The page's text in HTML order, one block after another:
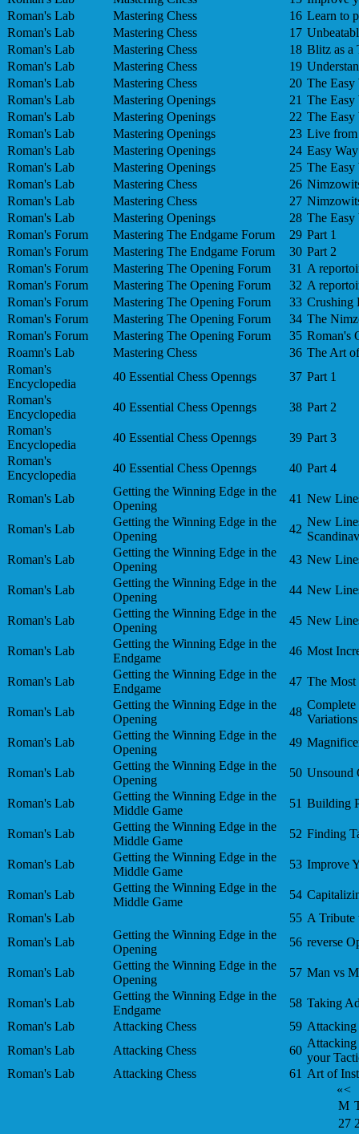
Roman's Lab
Mastering Chess 16 Learn to
Roman's Lab
Mastering Chess 17
Roman's Lab
Mastering Chess 18 Blitz as a
Roman's Lab
Mastering Chess 19
Roman's Lab
Mastering Chess 20 The Easy
Roman's Lab
Mastering Openings 21 The Easy
Roman's Lab
Mastering Openings 22 The Easy
Roman's Lab
Mastering Openings 23 Live from
Roman's Lab
Mastering Openings 24 Easy
Roman's Lab
Mastering Openings 25 The Easy
Roman's Lab
Mastering Chess 26
Roman's Lab
Mastering Chess 27
Roman's Lab
Mastering Openings 28 The
Roman's Forum
Mastering The Endgame Forum 29 Part 1
Roman's Forum
Mastering The Endgame Forum 30 Part 2
Roman's Forum
Mastering The Opening Forum 31 A
Roman's Forum
Mastering The Opening Forum 32 A
Roman's Forum
Mastering The Opening Forum 33 Crushing
Roman's Forum
Mastering The Opening Forum 34 The
Roman's Forum
Mastering The Opening Forum 35 Roman's
Roamn's Lab
Mastering Chess 36 The Art
Roman's
Encyclopedia
40 Essential Chess Openngs 37 Part 1
Roman's
Encyclopedia
40 Essential Chess Openngs 38 Part 2
Roman's
Encyclopedia
40 Essential Chess Openngs 39 Part 3
Roman's
Encyclopedia
40 Essential Chess Openngs 40 Part 4
Roman's Lab
Getting the Winning Edge in the
Opening
41 New
Roman's Lab
Getting the Winning Edge in the
Opening
42
New
Roman's Lab
Getting the Winning Edge in the
Opening
43 New
Roman's Lab
Getting the Winning Edge in the
Opening
44 New
Roman's Lab
Getting the Winning Edge in the
Opening
45 New
Roman's Lab
Getting the Winning Edge in the
Endgame
46 Most
Roman's Lab
Getting the Winning Edge in the
Endgame
47 The Most
Roman's Lab
Getting the Winning Edge in the
Opening
48
Variations
Roman's Lab
Getting the Winning Edge in the
Opening
49
Roman's Lab
Getting the Winning Edge in the
Opening
50 Unsound
Roman's Lab
Getting the Winning Edge in the
Middle Game
51 Building
Roman's Lab
Getting the Winning Edge in the
Middle Game
52 Finding
Roman's Lab
Getting the Winning Edge in the
Middle Game
53 Improve
Roman's Lab
Getting the Winning Edge in the
Middle Game
54
Roman's Lab
55 A Tribute
Roman's Lab
Getting the Winning Edge in the
Opening
56 reverse
Roman's Lab
Getting the Winning Edge in the
Opening
57 Man vs
Roman's Lab
Getting the Winning Edge in the
Endgame
58 Taking
Roman's Lab
Attacking Chess 59 Attacking
Roman's Lab
Attacking Chess 60
Attacking
your
Roman's Lab
Attacking Chess 61 Art of
«<
M
27